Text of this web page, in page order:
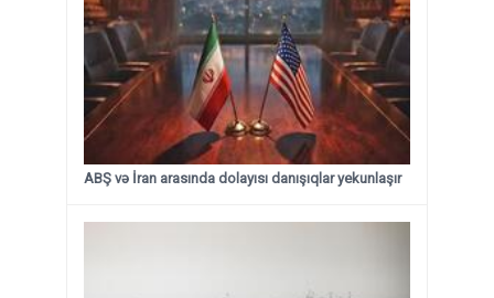
ABŞ və İran arasında dolayısı danışıqlar yekunlaşır